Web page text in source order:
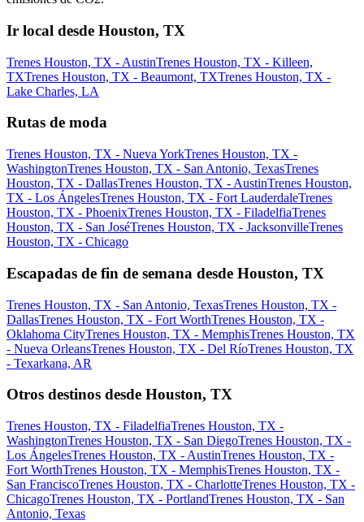
Ir local desde Houston, TX
Trenes Houston, TX - AustinTrenes Houston, TX - Killeen,
TXTrenes Houston, TX - Beaumont, TXTrenes Houston, TX -
Lake Charles, LA
Rutas de moda
Trenes Houston, TX - Nueva YorkTrenes Houston, TX -
WashingtonTrenes Houston, TX - San Antonio, TexasTrenes
Houston, TX - DallasTrenes Houston, TX - AustinTrenes Houston,
TX - Los ÁngelesTrenes Houston, TX - Fort LauderdaleTrenes
Houston, TX - PhoenixTrenes Houston, TX - FiladelfiaTrenes
Houston, TX - San JoséTrenes Houston, TX - JacksonvilleTrenes
Houston, TX - Chicago
Escapadas de fin de semana desde Houston, TX
Trenes Houston, TX - San Antonio, TexasTrenes Houston, TX -
DallasTrenes Houston, TX - Fort WorthTrenes Houston, TX -
Oklahoma CityTrenes Houston, TX - MemphisTrenes Houston, TX
- Nueva OrleansTrenes Houston, TX - Del RíoTrenes Houston, TX
- Texarkana, AR
Otros destinos desde Houston, TX
Trenes Houston, TX - FiladelfiaTrenes Houston, TX -
WashingtonTrenes Houston, TX - San DiegoTrenes Houston, TX -
Los ÁngelesTrenes Houston, TX - AustinTrenes Houston, TX -
Fort WorthTrenes Houston, TX - MemphisTrenes Houston, TX -
San FranciscoTrenes Houston, TX - CharlotteTrenes Houston, TX -
ChicagoTrenes Houston, TX - PortlandTrenes Houston, TX - San
Antonio, Texas